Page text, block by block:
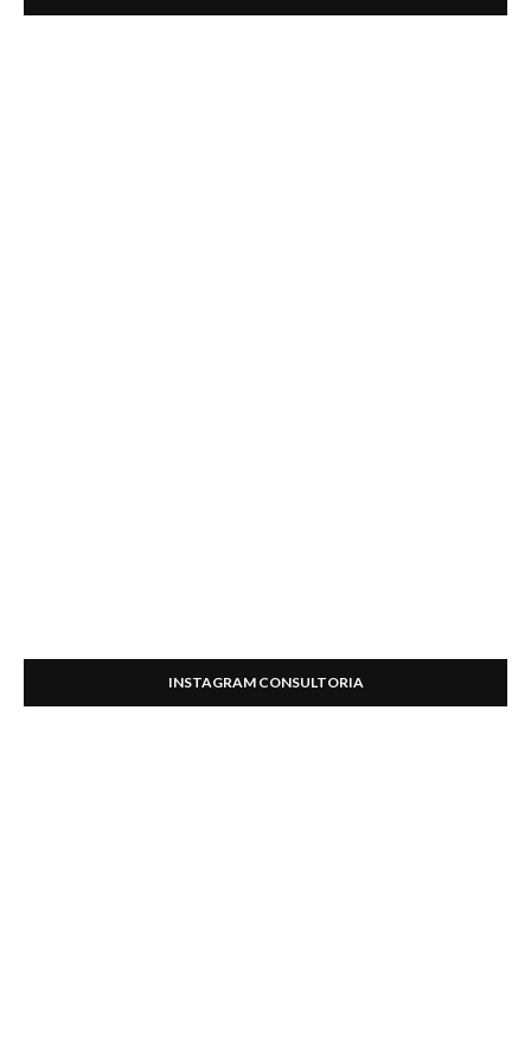
INSTAGRAM CONSULTORIA